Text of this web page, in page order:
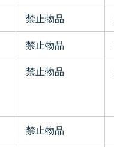
禁止物品
禁止物品
禁止物品
禁止物品